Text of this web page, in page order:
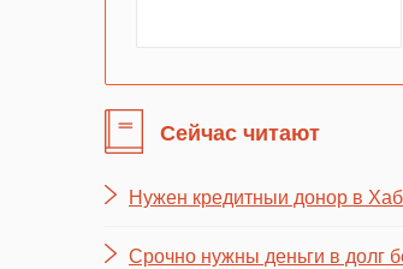
Сейчас читают
Нужен кредитныи донор в
Срочно нужны деньги в долг